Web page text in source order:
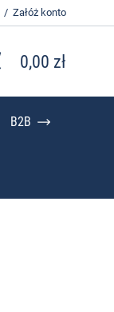
/ Załóż konto
0,00 zł
B2B